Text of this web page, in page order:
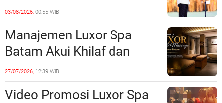
Prioritas, Targetkan
Realisasi Pembangunan
Lampaui 50 Persen
03/08/2026, 00:55 WIB
Manajemen Luxor Spa
Batam Akui Khilaf dan
Minta Maaf, Konten
Langsung Di-Takedown
27/07/2026, 12:39 WIB
Video Promosi Luxor Spa